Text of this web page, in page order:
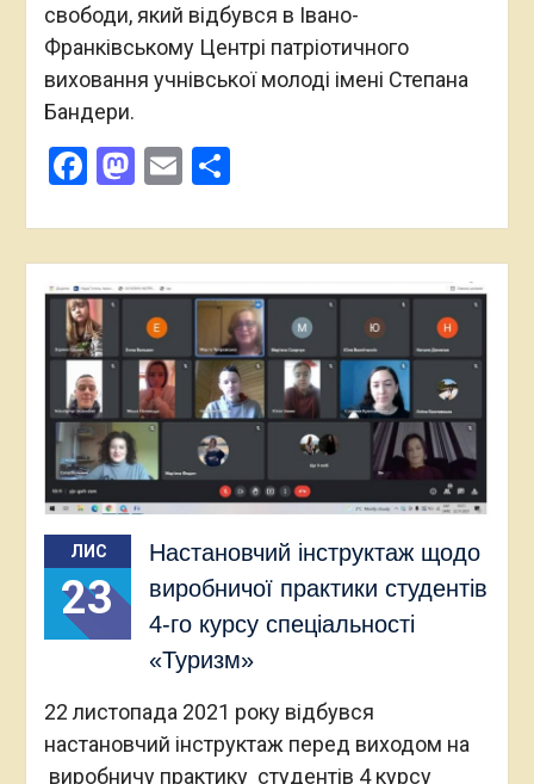
свободи, який відбувся в Івано-
Франківському Центрі патріотичного
виховання учнівської молоді імені Степана
Бандери.
Facebook
Mastodon
EmailПоділитися
ЛИС
23
Настановчий інструктаж щодо
виробничої практики студентів
4-го курсу спеціальності
«Туризм»
22 листопада 2021 року відбувся
настановчий інструктаж перед виходом на
виробничу практику студентів 4 курсу